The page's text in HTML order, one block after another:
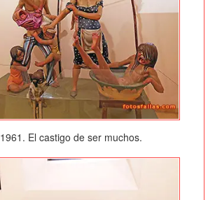
1961. El castigo de ser muchos.